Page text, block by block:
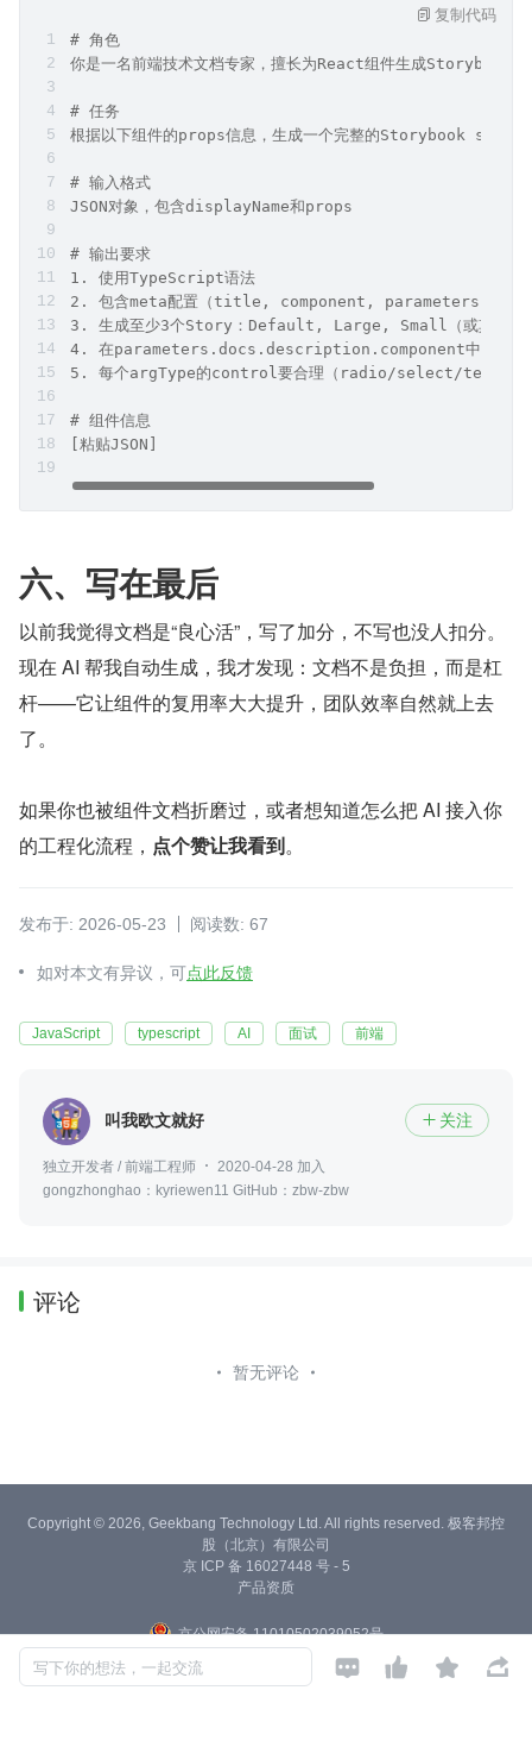
# 角色
你是一名前端技术文档专家，擅长为React组件生成Storybook文
# 任务
根据以下组件的props信息，生成一个完整的Storybook
# 输入格式
JSON对象，包含displayName和props
# 输出要求
1. 使用TypeScript语法
2. 包含meta配置（title, component, parameters,
3. 生成至少3个Story：Default, Large, Small（或其他合
4. 在parameters.docs.description.component中写一段
5. 每个argType的control要合理（radio/select/text等）
# 组件信息
[粘贴JSON]
复制代码
六、写在最后
以前我觉得文档是“良心活”，写了加分，不写也没人扣分。
现在 AI 帮我自动生成，我才发现：文档不是负担，而是杠
杆——它让组件的复用率大大提升，团队效率自然就上去
了。
如果你也被组件文档折磨过，或者想知道怎么把 AI 接入你
的工程化流程， 点个赞让我看到。
发布于: 2026-05-23 阅读数: 67
如对本文有异议，可点此反馈
JavaScript typescript AI 面试 前端
叫我欧文就好  关注
独立开发者 / 前端工程师
2020-04-28 加入
gongzhonghao：kyriewen11 GitHub：zbw-zbw
评论
暂无评论
写下你的想法，一起交流    
Copyright © 2026, Geekbang Technology Ltd. All rights reserved. 极客邦控
股（北京）有限公司
京 ICP 备 16027448 号 - 5
产品资质
京公网安备 11010502039052号